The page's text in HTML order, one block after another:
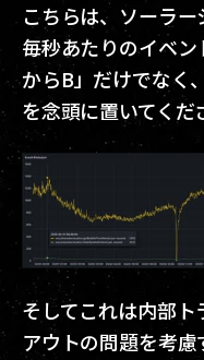
こちらは、ソーラ
毎秒あたりのイベ
からB」だけでなく
を念頭に置いてくだ
そしてこれは内部
アウトの問題を考慮